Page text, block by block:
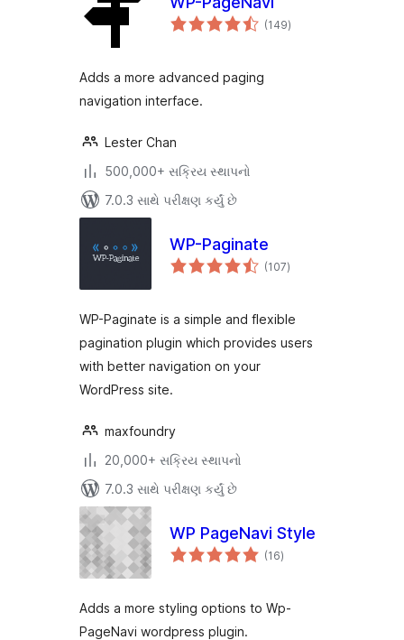
(149કુલ
રેટિંગ્સ
)
Adds a more advanced paging
navigation interface.
Lester Chan
500,000+ સક્રિય સ્થાપનો
7.0.3 સાથે પરીક્ષણ કર્યું છે
WP-Paginate
(107કુલ
રેટિંગ્સ
)
WP-Paginate is a simple and flexible
pagination plugin which provides users
with better navigation on your
WordPress site.
maxfoundry
20,000+ સક્રિય સ્થાપનો
7.0.3 સાથે પરીક્ષણ કર્યું છે
WP PageNavi Style
(16કુલ
રેટિંગ્સ
)
Adds a more styling options to Wp-
PageNavi wordpress plugin.